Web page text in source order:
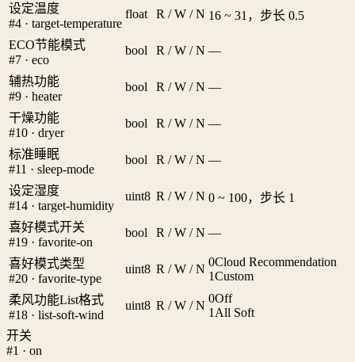
设定温度
#4 · target-temperature
float R / W / N 16 ~ 31，步长 0.5
ECO节能模式
#7 · eco
bool R / W / N —
辅热功能
#9 · heater
bool R / W / N —
干燥功能
#10 · dryer
bool R / W / N —
标准睡眠
#11 · sleep-mode
bool R / W / N —
设定湿度
#14 · target-humidity
uint8 R / W / N 0 ~ 100，步长 1
喜好模式开关
#19 · favorite-on
bool R / W / N —
喜好模式类型
#20 · favorite-type
uint8 R / W / N
0Cloud Recommendation
1Custom
柔风功能List格式
#18 · list-soft-wind
uint8 R / W / N
0Off
1 All Soft
开关
#1 · on